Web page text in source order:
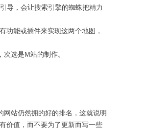
导，会让搜索引擎的蜘蛛把精力
能或插件来实现这两个地图，
选是M站的制作。
站仍然拥的好的排名，这就说明
价值，而不要为了更新而写一些